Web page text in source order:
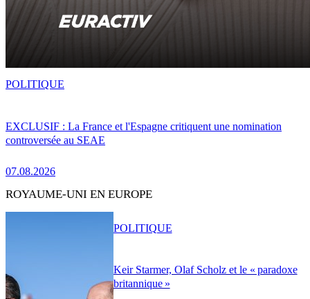
EXCLUSIF : La France et l'Espagne critiquent une nomination
controversée au SEAE
07.08.2026
POLITIQUE
ROYAUME-UNI EN EUROPE
Keir Starmer, Olaf Scholz et le « paradoxe
britannique »
POLITIQUE